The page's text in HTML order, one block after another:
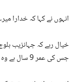
انہوں نے کہا کہ خدارا
جس کی عمر 9 سال ہے وہ اِن دنوں اسلام آباد کیمپ کا حصہ ہے۔